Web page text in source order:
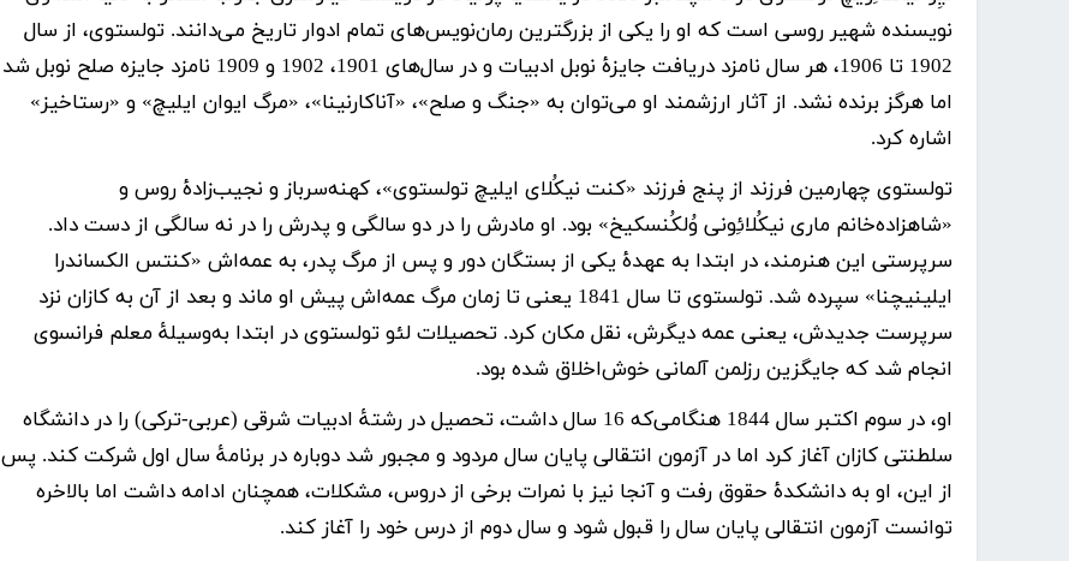
نویسنده شهیر روسی است که او را یکی از بزرگترین رمان‌نویس‌های تمام ادوار تاریخ می‌دانند. تولستوی، از سال
1902 تا 1906، هر سال نامزد دریافت جایزۀ نوبل ادبیات و در سال‌های 1901، 1902 و 1909 نامزد جایزه صلح نوبل شد
اما هرگز برنده نشد. از آثار ارزشمند او می‌توان به «جنگ و صلح»، «آناکارنینا»، «مرگ ایوان ایلیچ» و «رستاخیز»
اشاره کرد.
تولستوی چهارمین فرزند از پنج فرزند «کنت نیکُلای ایلیچ تولستوی»، کهنه‌سرباز و نجیب‌زادۀ روس و
«شاهزاده‌خانم ماری نیکُلائِونی وُلکُنسکیخ» بود. او مادرش را در دو سالگی و پدرش را در نه سالگی از دست داد.
سرپرستی این هنرمند، در ابتدا به عهدۀ یکی از بستگان دور و پس از مرگ پدر، به عمه‌اش «کنتس الکساندرا
ایلینیچنا» سپرده شد. تولستوی
تا سال 1841 یعنی تا زمان مرگ عمه‌اش پیش او ماند و بعد از آن به کازان نزد
سرپرست جدیدش، یعنی عمه دیگرش، نقل مکان کرد. تحصیلات لئو تولستوی در ابتدا به‌وسیلۀ معلم فرانسوی
انجام شد که جایگزین رزلمن آلمانی خوش‌اخلاق شده بود.
او، در سوم اکتبر سال 1844 هنگامی‌که 16 سال داشت، تحصیل در رشتۀ ادبیات شرقی (عربی-ترکی) را در دانشگاه
سلطنتی کازان آغاز کرد اما در آزمون انتقالی پایان سال مردود و مجبور شد دوباره در برنامۀ سال اول شرکت کند. پس
از این، او به دانشکدۀ حقوق رفت و آنجا نیز با نمرات برخی از دروس، مشکلات، همچنان ادامه داشت اما بالاخره
توانست آزمون انتقالی پایان سال را قبول شود و سال دوم از درس خود را آغاز کند.